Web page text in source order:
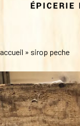
accueil » sirop peche